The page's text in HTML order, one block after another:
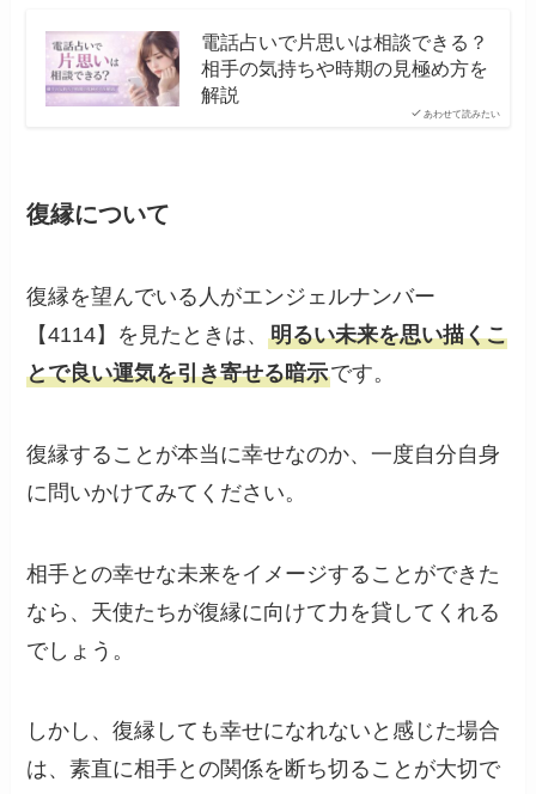
あわせて読みたい
電話占いで片思いは相談できる？
相手の気持ちや時期の見極め方を
解説
復縁について
復縁を望んでいる人がエンジェルナンバー
【4114】を見たときは、明るい未来を思い描くこ
とで良い運気を引き寄せる暗示です。
復縁することが本当に幸せなのか、一度自分自身
に問いかけてみてください。
相手との幸せな未来をイメージすることができた
なら、天使たちが復縁に向けて力を貸してくれる
でしょう。
しかし、復縁しても幸せになれないと感じた場合
は、素直に相手との関係を断ち切ることが大切で